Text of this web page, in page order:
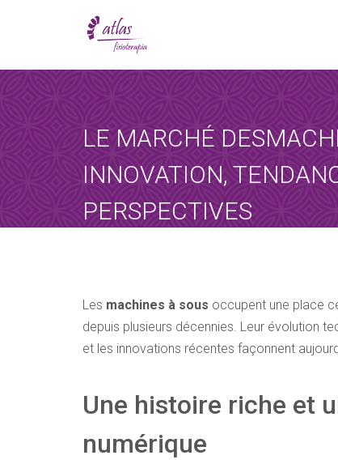
LE MARCHÉ
INNOVATION,
PERSPECTIVES
Les machines à sous occupent une place
depuis plusieurs décennies. Leur évolution
et les innovations récentes façonnent
Une histoire riche et
numérique